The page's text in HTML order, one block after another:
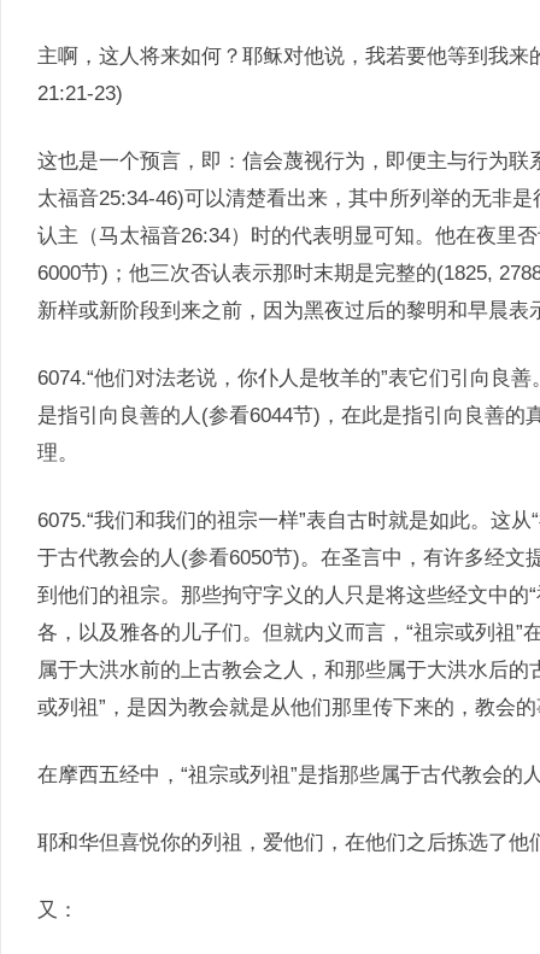
主啊，这人将来如何？耶稣对他说，我若要他等到我
21:21-23)
这也是一个预言，即：信会蔑视行为，即便主与行为
太福音25:34-46)可以清楚看出来，其中所列举的无非
认主（马太福音26:34）时的代表明显可知。他在夜里
6000节)；他三次否认表示那时末期是完整的(1825,
新样或新阶段到来之前，因为黑夜过后的黎明和早晨表
6074.“他们对法老说，你仆人是牧羊的”表它们引向良善
是指引向良善的人(参看6044节)，在此是指引向良善的
理。
6075.“我们和我们的祖宗一样”表自古时就是如此。这从
于古代教会的人(参看6050节)。在圣言中，有许多经文
到他们的祖宗。那些拘守字义的人只是将这些经文中的
各，以及雅各的儿子们。但就内义而言，“祖宗或列祖”
属于大洪水前的上古教会之人，和那些属于大洪水后
或列祖”，是因为教会就是从他们那里传下来的，教会
在摩西五经中，“祖宗或列祖”是指那些属于古代教会的
耶和华但喜悦你的列祖，爱他们，在他们之后拣选了他
又：